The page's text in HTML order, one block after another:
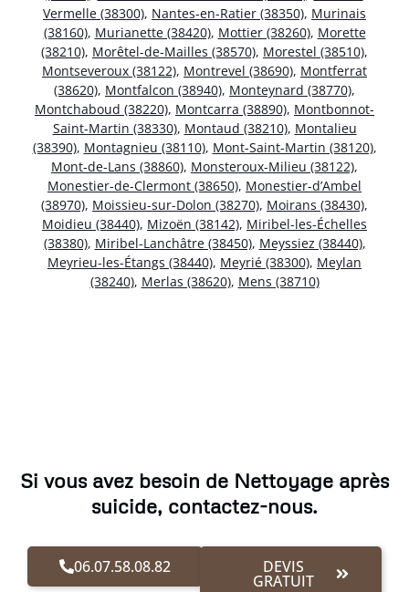
Vermelle (38300), Nantes-en-Ratier (38350), Murinais
(38160), Murianette (38420), Mottier (38260), Morette
(38210), Morêtel-de-Mailles (38570), Morestel (38510),
Montseveroux (38122), Montrevel (38690), Montferrat
(38620), Montfalcon (38940), Monteynard (38770),
Montchaboud (38220), Montcarra (38890), Montbonnot-
Saint-Martin (38330), Montaud (38210), Montalieu
(38390), Montagnieu (38110), Mont-Saint-Martin (38120),
Mont-de-Lans (38860), Monsteroux-Milieu (38122),
Monestier-de-Clermont (38650), Monestier-d’Ambel
(38970), Moissieu-sur-Dolon (38270), Moirans (38430),
Moidieu (38440), Mizoën (38142), Miribel-les-Échelles
(38380), Miribel-Lanchâtre (38450), Meyssiez (38440),
Meyrieu-les-Étangs (38440), Meyrié (38300), Meylan
(38240), Merlas (38620), Mens (38710)
Si vous avez besoin de Nettoyage après
suicide, contactez-nous.
06.07.58.08.82 DEVIS
GRATUIT